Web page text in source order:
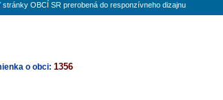
stránky OBCÍ SR prerobená do responzívneho dizajnu
o obci: 1356